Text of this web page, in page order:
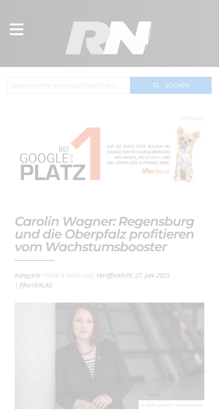
SUCHEN
WERBUNG
Carolin Wagner: Regensburg
und die Oberpfalz profitieren
vom Wachstumsbooster
Kategorie: Politik & Wirtschaft Veröffentlicht: 27. Juni 2025
| filterVERLAG
© Selin Jasmin / Kamerafoto